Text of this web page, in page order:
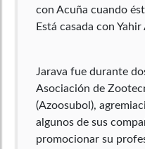
con Acuña cuando
Está casada con
Jarava fue durante
Asociación de
(Azoosubol),
algunos de sus
promocionar su